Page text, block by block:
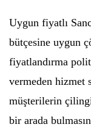
Uygun fiyatlı
bütçesine uygun
fiyatlandırma
vermeden hizmet
müşterilerin
bir arada